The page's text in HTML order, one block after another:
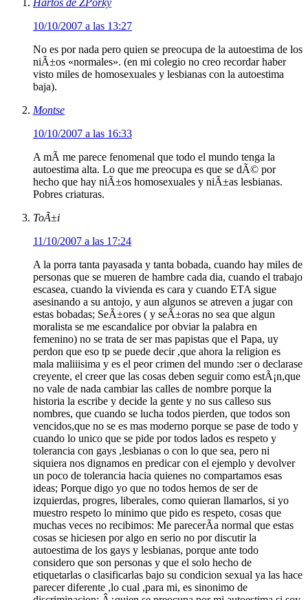
10/10/2007 a las 13:27
No es por nada pero quien se preocupa de la autoestima de los
niÃ±os «normales». (en mi colegio no creo recordar haber
visto miles de homosexuales y lesbianas con la autoestima
baja).
Montse
10/10/2007 a las 16:33
A mÃ­ me parece fenomenal que todo el mundo tenga la
autoestima alta. Lo que me preocupa es que se dÃ© por
hecho que hay niÃ±os homosexuales y niÃ±as lesbianas.
Pobres criaturas.
ToÃ±i
11/10/2007 a las 17:24
A la porra tanta payasada y tanta bobada, cuando hay miles de
personas que se mueren de hambre cada dia, cuando el trabajo
escasea, cuando la vivienda es cara y cuando ETA sigue
asesinando a su antojo, y aun algunos se atreven a jugar con
estas bobadas; SeÃ±ores ( y seÃ±oras no sea que algun
moralista se me escandalice por obviar la palabra en
femenino) no se trata de ser mas papistas que el Papa, uy
perdon que eso tp se puede decir ,que ahora la religion es
mala maliiisima y es el peor crimen del mundo :ser o declarase
creyente, el creer que las cosas deben seguir como estÃ¡n,que
no vale de nada cambiar las calles de nombre porque la
historia la escribe y decide la gente y no sus calleso sus
nombres, que cuando se lucha todos pierden, que todos son
vencidos,que no se es mas moderno porque se pase de todo y
cuando lo unico que se pide por todos lados es respeto y
tolerancia con gays ,lesbianas o con lo que sea, pero ni
siquiera nos dignamos en predicar con el ejemplo y devolver
un poco de tolerancia hacia quienes no compartamos esas
ideas; Porque digo yo que no todos hemos de ser de
izquierdas, progres, liberales, como quieran llamarlos, si yo
muestro respeto lo minimo que pido es respeto, cosas que
muchas veces no recibimos: Me parecerÃ­a normal que estas
cosas se hiciesen por algo en serio no por discutir la
autoestima de los gays y lesbianas, porque ante todo
considero que son personas y que el solo hecho de
etiquetarlas o clasificarlas bajo su condicion sexual ya las hace
parecer diferente ,lo cual ,para mi, es sinonimo de